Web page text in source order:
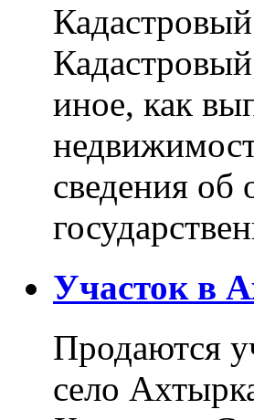
иное, как
сведения об
Участок в
Продаются
село